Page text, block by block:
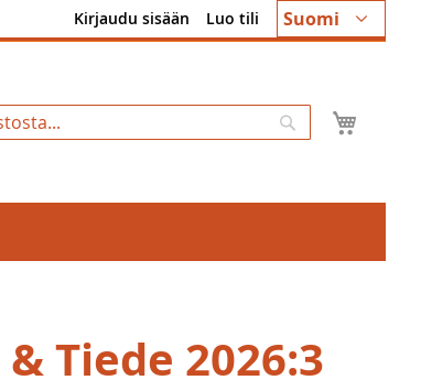
Kieli
Suomi
Kirjaudu sisään Luo tili
Hae
Tiede 2026:3